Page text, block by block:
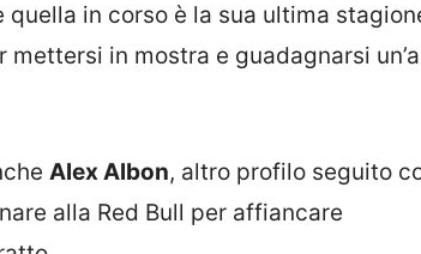
in corso è la sua ultima
in mostra e guadagnarsi
Alex Albon, altro profilo seguito
alla Red Bull per affiancare